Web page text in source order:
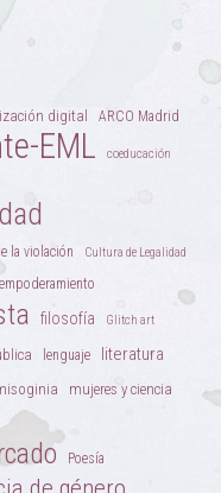
digital ARCO Madrid
EML coeducación
la violación Cultura de Legalidad
empoderamiento
filosofía Glitch art
lenguaje literatura
mujeres y ciencia
Poesía